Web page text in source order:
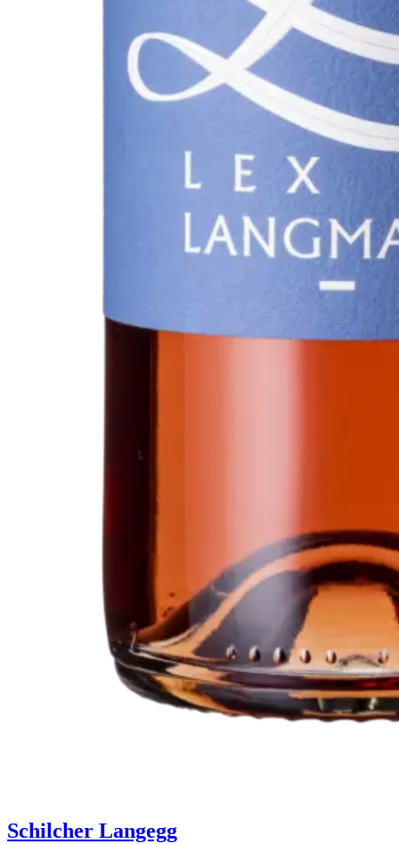
Schilcher Langegg